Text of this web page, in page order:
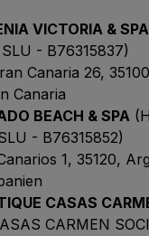
VICTORIA & SPA
- B76315837)
Canaria 26,
Canaria
BEACH & SPA
- B76315852)
1, 35120,
CASAS
CARMEN